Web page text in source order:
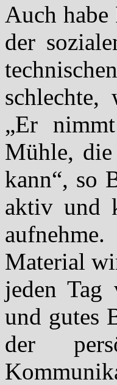
Auch habe
der
schlechte,
„Er
Mühle, die
kann“, so
aktiv und
Material
jeden Tag
und gutes
der